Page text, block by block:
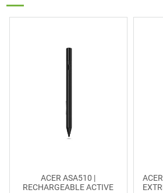
ACER ASA510 |
RECHARGEABLE ACTIVE